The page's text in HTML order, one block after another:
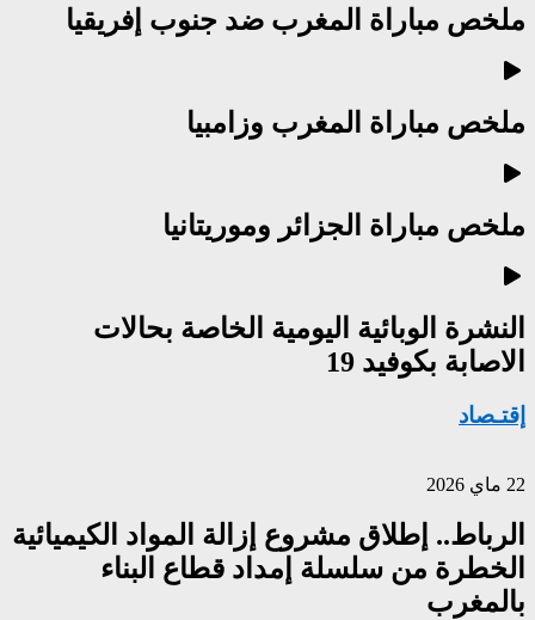
ملخص مباراة المغرب ضد جنوب إفريقيا
ملخص مباراة المغرب وزامبيا
ملخص مباراة الجزائر وموريتانيا
النشرة الوبائية اليومية الخاصة بحالات
الاصابة بكوفيد 19
إقتـصاد
22 ماي 2026
الرباط.. إطلاق مشروع إزالة المواد الكيميائية
الخطرة من سلسلة إمداد قطاع البناء
بالمغرب